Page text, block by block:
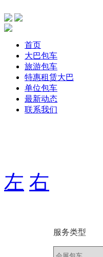
首页
大巴包车
旅游包车
特惠租赁大巴
单位包车
最新动态
联系我们
左 右
服务类型